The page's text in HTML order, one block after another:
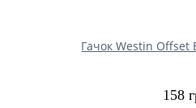
Гачок Westin Offset
158